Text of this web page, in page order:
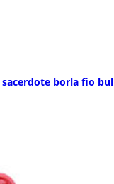
borla fio